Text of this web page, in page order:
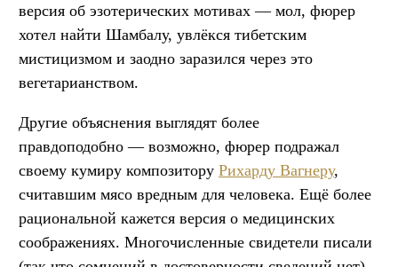
версия об эзотерических мотивах — мол, фюрер
хотел найти Шамбалу, увлёкся тибетским
мистицизмом и заодно заразился через это
вегетарианством.
Другие объяснения выглядят более
правдоподобно — возможно, фюрер подражал
своему кумиру композитору Рихарду Вагнеру,
считавшим мясо вредным для человека. Ещё более
рациональной кажется версия о медицинских
соображениях. Многочисленные свидетели писали